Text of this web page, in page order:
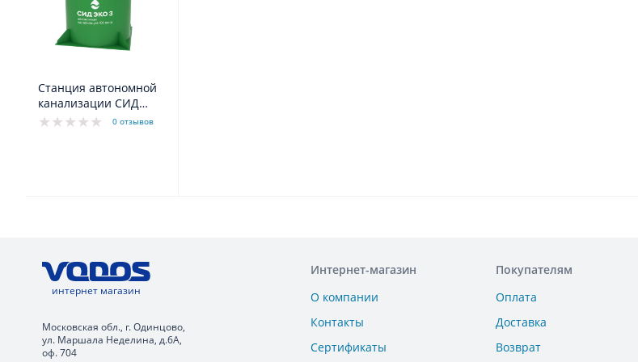
Станция автономной
канализации СИД
3стд
0 отзывов
интернет магазин
Московская обл., г. Одинцово,
ул. Маршала Неделина, д.6А,
оф. 704
Интернет-магазин
О компании
Контакты
Сертификаты
Покупателям
Оплата
Доставка
Возврат